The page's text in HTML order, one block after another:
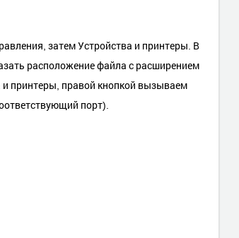
затем Устройства и принтеры. В
расположение файла с расширением
принтеры, правой кнопкой вызываем
порт).